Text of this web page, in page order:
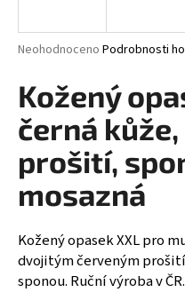
Průměrné
produktu
je
0,0
z
hvězdiček.
Neohodnoceno Podrobnosti
Kožený
černá
prošití,
mosazná
Kožený opasek XXL pro
dvojitým červeným
sponou. Ruční výroba v ČR.
j
t
?
HLEDAT
D